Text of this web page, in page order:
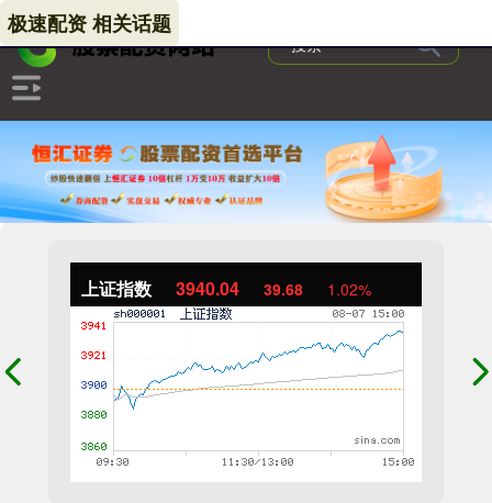
上证指数 3940.04 39.68 1.02%
极速配资 相关话题